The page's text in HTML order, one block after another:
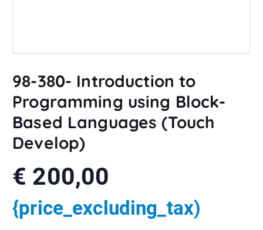
98-380- Introduction to
Programming using Block-
Based Languages (Touch
Develop)
€ 200,00
{price_excluding_tax)